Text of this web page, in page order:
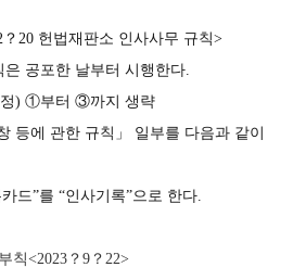
？ 20 헌법재판소 인사사무 규칙>
은 공포한 날부터 시행한다.
)①부터③까지 생략
등에 관한 규칙 」 일부를 다음과 같이
드”를“인사기록”으로 한다.
부칙<2023？ 9？ 22>